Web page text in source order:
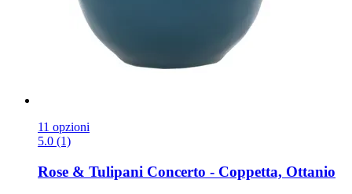
11 opzioni
5.0 (1)
Rose & Tulipani Concerto -​ Coppetta, Ottanio